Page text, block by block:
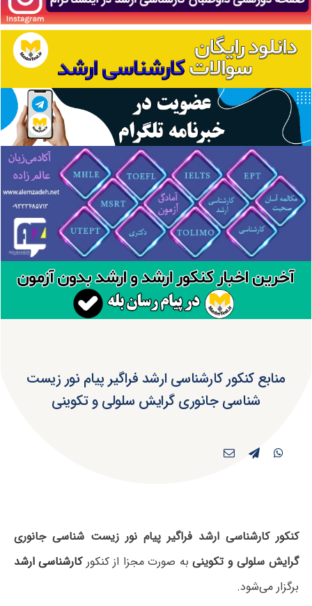
منابع کنکور کارشناسی ارشد فراگیر پیام نور زیست
شناسی جانوری گرایش سلولی و تکوینی
کنکور کارشناسی ارشد فراگیر پیام نور زیست شناسی جانوری
گرایش سلولی و تکوینی به صورت مجزا از کنکورکارشناسی ارشد
برگزار می‌شود.